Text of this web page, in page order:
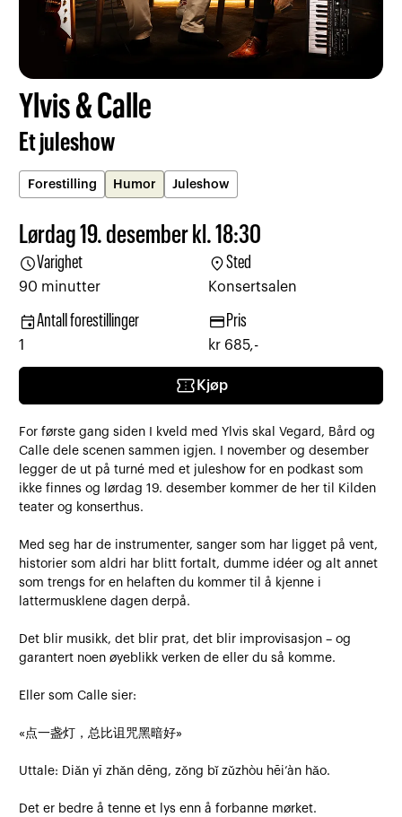
Ylvis & Calle
Et juleshow
Forestilling Humor Juleshow
Lørdag 19. desember kl. 18:30
scheduleVarighet
90 minutter
location_onSted
Konsertsalen
eventAntall forestillinger
1
credit_card Pris
kr 685,-
confirmation_number Kjøp
For første gang siden I kveld med Ylvis skal Vegard, Bård og
Calle dele scenen sammen igjen. I november og desember
legger de ut på turné med et juleshow for en podkast som
ikke finnes og lørdag 19. desember kommer de her til Kilden
teater og konserthus.
Med seg har de instrumenter, sanger som har ligget på vent,
historier som aldri har blitt fortalt, dumme idéer og alt annet
som trengs for en helaften du kommer til å kjenne i
lattermusklene dagen derpå.
Det blir musikk, det blir prat, det blir improvisasjon – og
garantert noen øyeblikk verken de eller du så komme.
Eller som Calle sier:
«点一盏灯，总比诅咒黑暗好»
Uttale: Diǎn yī zhǎn dēng, zǒng bǐ zǔzhòu hēi’àn hǎo.
Det er bedre å tenne et lys enn å forbanne mørket.